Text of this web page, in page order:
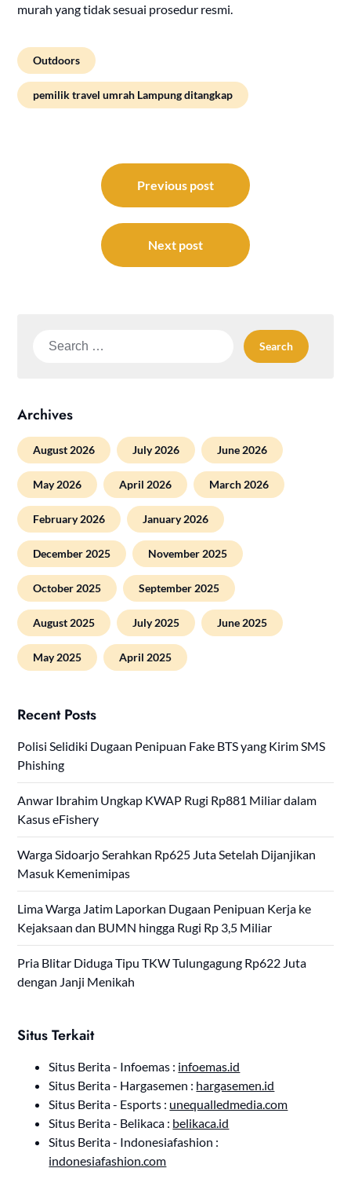
murah yang tidak sesuai prosedur resmi.
Outdoors
pemilik travel umrah Lampung ditangkap
navigation
Previous post
Next post
Search
Archives
August 2026 July 2026 June 2026
May 2026 April 2026 March 2026
February 2026 January 2026
December 2025 November 2025
October 2025 September 2025
August 2025 July 2025 June 2025
May 2025 April 2025
Recent Posts
Polisi Selidiki Dugaan Penipuan Fake BTS yang Kirim SMS
Phishing
Anwar Ibrahim Ungkap KWAP Rugi Rp881 Miliar dalam
Kasus eFishery
Warga Sidoarjo Serahkan Rp625 Juta Setelah Dijanjikan
Masuk Kemenimipas
Lima Warga Jatim Laporkan Dugaan Penipuan Kerja ke
Kejaksaan dan BUMN hingga Rugi Rp 3,5 Miliar
Pria Blitar Diduga Tipu TKW Tulungagung Rp622 Juta
dengan Janji Menikah
Situs Terkait
Situs Berita - Infoemas : infoemas.id
Situs Berita - Hargasemen : hargasemen.id
Situs Berita - Esports : unequalledmedia.com
Situs Berita - Belikaca : belikaca.id
Situs Berita - Indonesiafashion :
indonesiafashion.com